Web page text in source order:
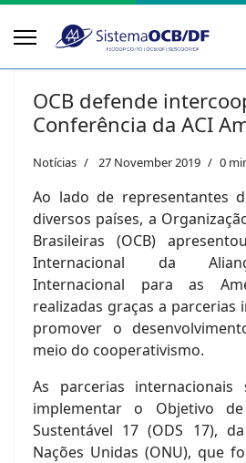
OCB defende
Conferência da ACI
Notícias 27 November 2019 0
Ao lado de representantes
diversos países, a
Brasileiras (OCB)
Internacional da
Internacional para as
realizadas graças a parcerias
promover o
meio do cooperativismo.
As parcerias
implementar o Objetivo de
Sustentável 17 (ODS 17),
Nações Unidas (ONU), que